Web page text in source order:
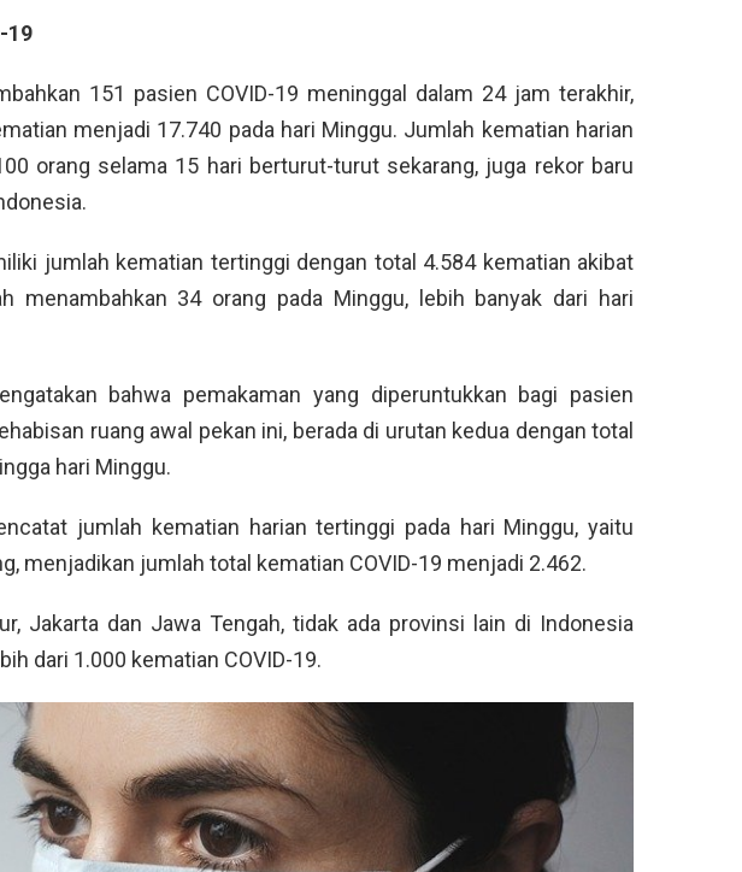
19
151 pasien COVID-19 meninggal dalam 24 jam terakhir,
menjadi 17.740 pada hari Minggu. Jumlah kematian harian
orang selama 15 hari berturut-turut sekarang, juga rekor baru
jumlah kematian tertinggi dengan total 4.584 kematian akibat
menambahkan 34 orang pada Minggu, lebih banyak dari hari
bahwa pemakaman yang diperuntukkan bagi pasien
ruang awal pekan ini, berada di urutan kedua dengan total
hari Minggu.
jumlah kematian harian tertinggi pada hari Minggu, yaitu
menjadikan jumlah total kematian COVID-19 menjadi 2.462.
Jakarta dan Jawa Tengah, tidak ada provinsi lain di Indonesia
dari 1.000 kematian COVID-19.